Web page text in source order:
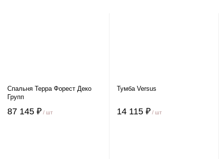
Спальня Терра Форест Деко
Групп
87 145 ₽ / шт
Тумба Versus
14 115 ₽ / шт